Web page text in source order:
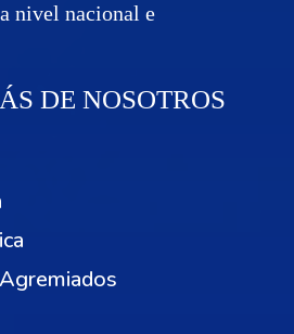
nivel nacional e
DE NOSOTROS